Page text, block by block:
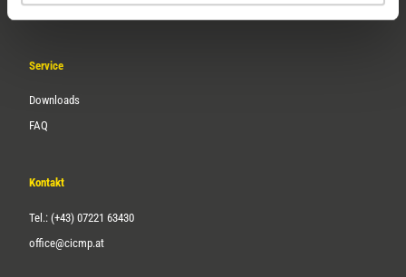
Karriere
Service
Downloads
FAQ
Kontakt
Tel.: (+43) 07221 63430
office@cicmp.at